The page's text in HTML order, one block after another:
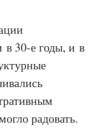
в 30-е годы, и в
радовать.